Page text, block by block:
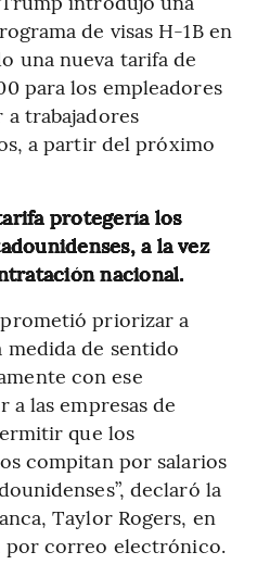
de visas H-1B en
una nueva tarifa de
para los empleadores
trabajadores
a partir del próximo
protegería los
a la vez
nacional.
priorizar a
medida de sentido
con ese
las empresas de
que los
compitan por salarios
declaró la
Taylor Rogers, en
por correo electrónico.